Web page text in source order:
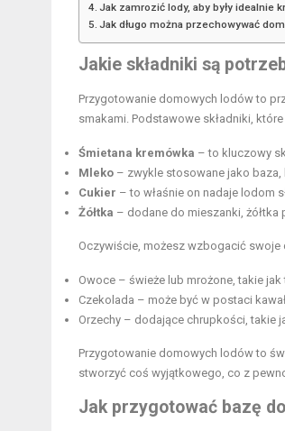
Jak zamrozić lody, aby były idealnie
Jak długo można przechowywać
Jakie składniki są
Przygotowanie domowych lodów to
smakami. Podstawowe składniki,
Śmietana kremówka – to kluczowy
Mleko – zwykle stosowane jako baza,
Cukier – to właśnie on nadaje lodom
Żółtka – dodane do mieszanki,
Oczywiście, możesz wzbogacić
Owoce – świeże lub mrożone, takie jak
Czekolada – może być w postaci
Orzechy – dodające chrupkości, takie
Przygotowanie domowych lodów to
stworzyć coś wyjątkowego, co z
Jak przygotować bazę